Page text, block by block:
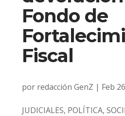
Fondo de
Fiscal
por redacción GenZ | Feb
JUDICIALES, POLÍTICA,